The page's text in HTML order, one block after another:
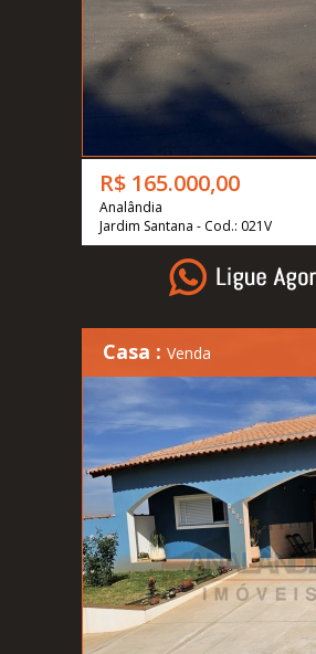
R$ 165.000,00
Analândia
Jardim Santana - Cod.: 021V
Casa : Venda